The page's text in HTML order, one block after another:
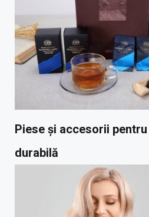
Piese și accesorii
durabilă